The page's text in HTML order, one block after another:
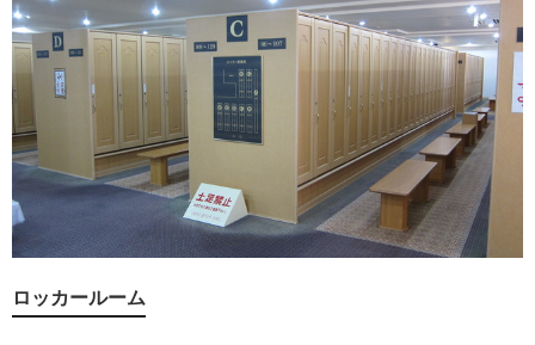
ロッカールーム